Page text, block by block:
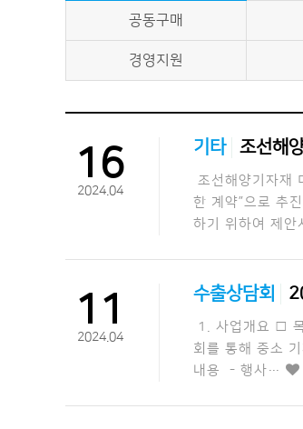
공동구매
경영지원
16
2024.04
기타 조선해
조선해양기자재
한 계약”으로 추
하기 위하여 제
11
2024.04
수출상담회
1. 사업개요 □
회를 통해 중소
내용 - 행사…